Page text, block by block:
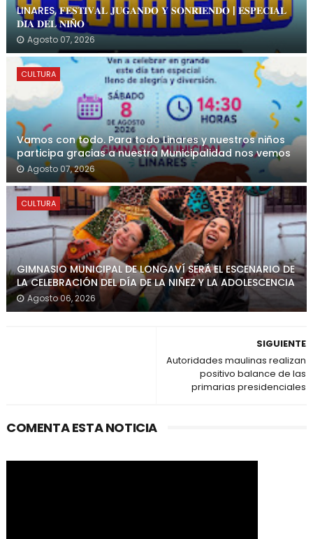
LINARES, 𝐅𝐄𝐒𝐓𝐈𝐕𝐀𝐋 𝐉𝐔𝐆𝐀𝐍𝐃𝐎 𝐘 𝐒𝐎𝐍𝐑𝐈𝐄𝐍𝐃𝐎 | 𝐄𝐒𝐏𝐄𝐂𝐈𝐀𝐋
𝐃𝐈́𝐀 𝐃𝐄𝐋 𝐍𝐈Ñ𝐎
Agosto 07, 2026
CULTURA
Vamos con todo. Para todo Linares y nuestros niños
participa gracias a nuestra Municipalidad nos vemos
Agosto 07, 2026
CULTURA
GIMNASIO MUNICIPAL DE LONGAVÍ SERÁ EL ESCENARIO DE
LA CELEBRACIÓN DEL DÍA DE LA NIÑEZ Y LA ADOLESCENCIA
Agosto 06, 2026
SIGUIENTE
Autoridades maulinas realizan
positivo balance de las
primarias presidenciales
COMENTA ESTA NOTICIA